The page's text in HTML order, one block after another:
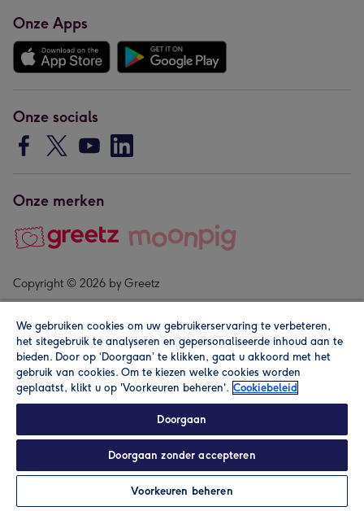
Personaliseren
Onze Apps
Onze socials
Onze merken
Copyright © 2026 by Greetz
Alle prijzen zijn inclusief btw en andere heffingen. Lees de
We gebruiken cookies om uw gebruikerservaring te verbeteren,
het sitegebruik te analyseren en gepersonaliseerde inhoud aan te
bieden. Door op ‘Doorgaan’ te klikken, gaat u akkoord met het
gebruik van cookies. Om te kiezen welke cookies worden
geplaatst, klikt u op 'Voorkeuren beheren'. Cookiebeleid
Doorgaan
Doorgaan zonder accepteren
Voorkeuren beheren